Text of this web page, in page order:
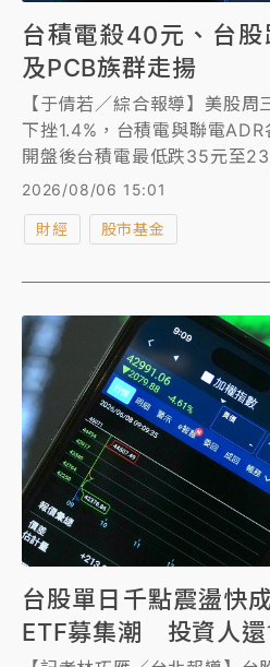
台積電殺40元、台
及PCB族群走揚
【于倩若／綜合報導】美股
下挫1.4%，台積電與聯電
開盤後台積電最低跌35元至
300點至44300點，被動元件
走弱。
2026/08/06 15:01
財經 股市基金
台股單日千點震盪快
ETF募集潮 投資人還